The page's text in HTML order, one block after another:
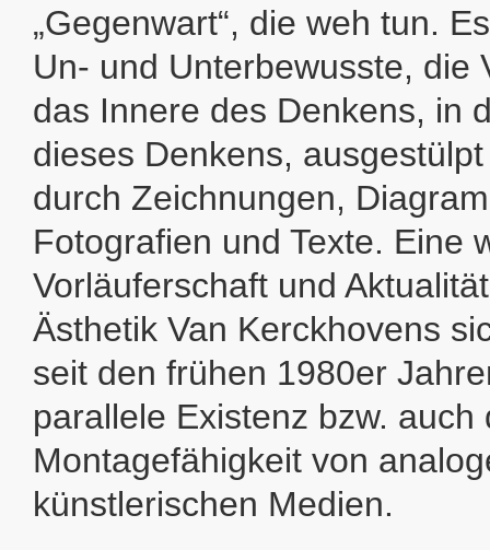
„Gegenwart“, die weh tun.
Un- und Unterbewusste, die
das Innere des Denkens, in
dieses Denkens,
durch Zeichnungen,
Fotografien und Texte. Eine
Vorläuferschaft und
Ästhetik Van Kerckhovens
seit den frühen 1980er
parallele Existenz bzw. auch
Montagefähigkeit von
künstlerischen Medien.